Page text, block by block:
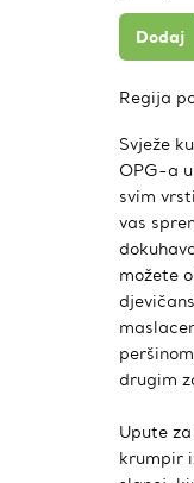
Dodaj
Regija
Svježe
OPG-a
svim
vas
možete
drugim
Upute
krumpir